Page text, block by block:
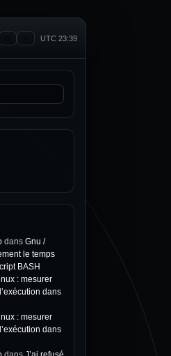
UTC 23:39
dans Gnu /
le temps
BASH
: mesurer
dans
: mesurer
dans